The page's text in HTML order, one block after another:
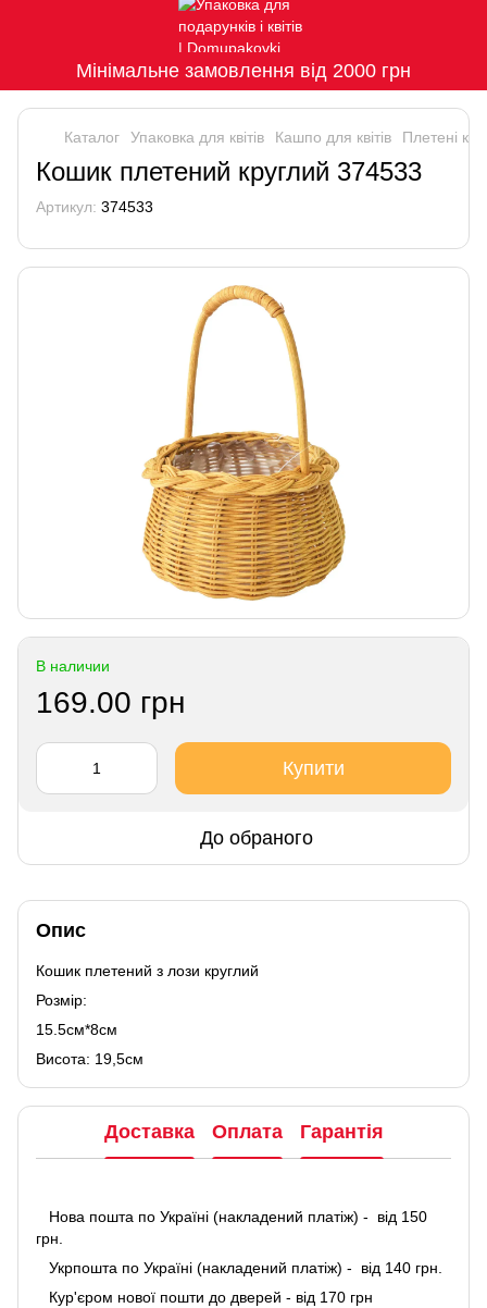
Мінімальне замовлення від 2000 грн
Каталог Упаковка для квітів Кашпо для квітів Плетені
Кошик плетений круглий 374533
Артикул: 374533
В наличии
169.00 грн
Купити
До обраного
Опис
Кошик плетений з лози круглий
Розмір:
15.5см*8см
Висота: 19,5см
Доставка Оплата Гарантія
Нова пошта по Україні (накладений платіж) - від 150
грн.
Укрпошта по Україні (накладений платіж) - від 140 грн.
Кур'єром нової пошти до дверей - від 170 грн